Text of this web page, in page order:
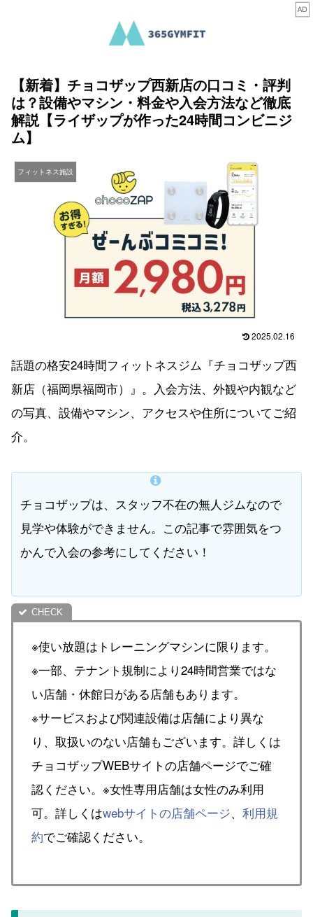
【新着】チョコザップ西新店の口コミ・評判
は？設備やマシン・料金や入会方法など徹底
解説【ライザップが作った24時間コンビニジ
ム】
フィットネス施設
2025.02.16
話題の格安24時間フィットネスジム『チョコザップ西
新店（福岡県福岡市）』。入会方法、外観や内観など
の写真、設備やマシン、アクセスや住所についてご紹
介。
チョコザップは、スタッフ不在の無人ジムなので
見学や体験ができません。この記事で雰囲気をつ
かんで入会の参考にしてください！
※使い放題はトレーニングマシンに限ります。
※一部、テナント規制により24時間営業ではな
い店舗・休館日がある店舗もあります。
※サービスおよび関連設備は店舗により異な
り、取扱いのない店舗もございます。詳しくは
チョコザップWEBサイトの店舗ページでご確
認ください。※女性専用店舗は女性のみ利用
可。詳しくはwebサイトの店舗ページ、 利用規
約でご確認ください。